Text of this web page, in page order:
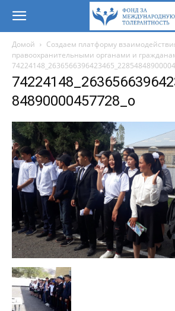
Домой
Создаем платформу
правоохранительными органами и
84890000457728_o